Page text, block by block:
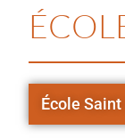
École